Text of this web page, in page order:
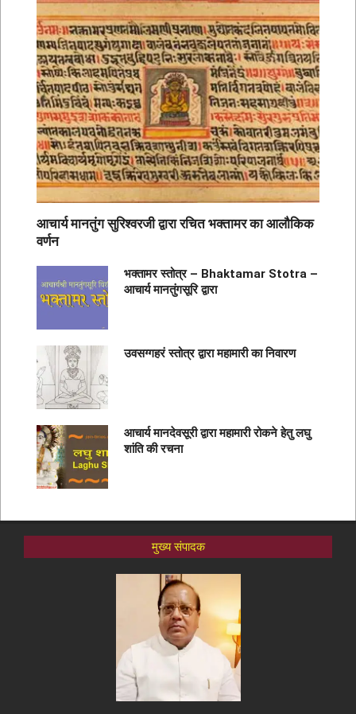
आचार्य मानतुंग सुरिश्वरजी द्वारा रचित भक्तामर का आलौकिक
वर्णन
भक्तामर स्तोत्र – Bhaktamar Stotra –
आचार्य मानतुंगसूरि द्वारा
उवसग्गहरं स्तोत्र द्वारा महामारी का निवारण
आचार्य मानदेवसूरी द्वारा महामारी रोकने हेतु लघु
शांति की रचना
मुख्य संपादक